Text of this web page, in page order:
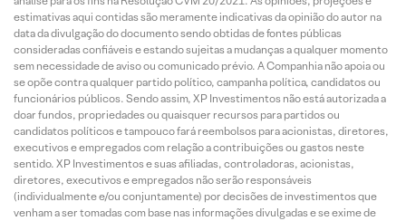
estimativas aqui contidas são meramente indicativas da opinião do autor na
data da divulgação do documento sendo obtidas de fontes públicas
consideradas confiáveis e estando sujeitas a mudanças a qualquer momento
sem necessidade de aviso ou comunicado prévio. A Companhia não apoia ou
se opõe contra qualquer partido político, campanha política, candidatos ou
funcionários públicos. Sendo assim, XP Investimentos não está autorizada a
doar fundos, propriedades ou quaisquer recursos para partidos ou
candidatos políticos e tampouco fará reembolsos para acionistas, diretores,
executivos e empregados com relação a contribuições ou gastos neste
sentido. XP Investimentos e suas afiliadas, controladoras, acionistas,
diretores, executivos e empregados não serão responsáveis
(individualmente e/ou conjuntamente) por decisões de investimentos que
venham a ser tomadas com base nas informações divulgadas e se exime de